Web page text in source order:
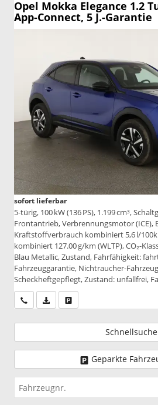
Opel Mokka Elegance 1.2
App-Connect, 5 J.-Garantie
sofort lieferbar
5-türig, 100 kW (136 PS), 1.199 cm³,
Frontantrieb, Verbrennungsmotor (ICE),
Kraftstoffverbrauch kombiniert 5,6 l/
kombiniert 127.00 g/km (WLTP), CO₂-
Blau Metallic, Zustand, Fahrfähigkeit:
Fahrzeuggarantie, Nichtraucher-
Scheckheftgepflegt, Zustand: unfallfrei,
Wir rufen Sie anPDF-Datei, Fahrzeugexposé
Schnellsuche
Geparkte
Fahrzeugnr.